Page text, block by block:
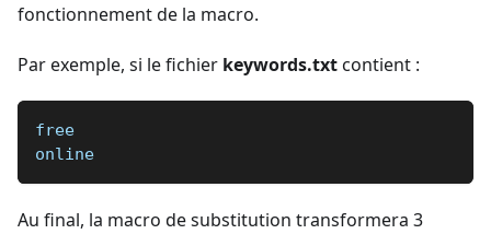
fonctionnement de la macro.
Par exemple, si le fichier keywords.txtcontient :
free
online
Au final, la macro de substitution transformera 3